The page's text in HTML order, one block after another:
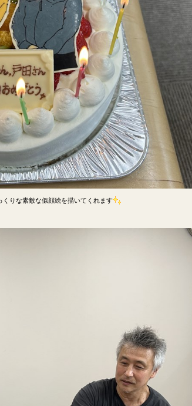
くりな素敵な似顔絵を描いてくれます